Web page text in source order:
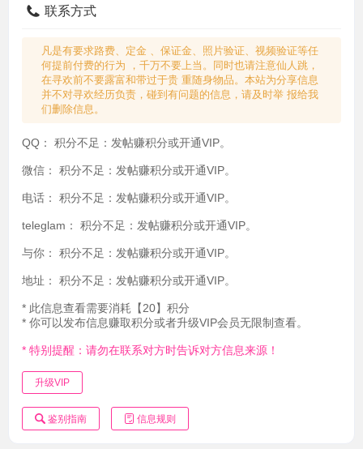
联系方式
凡是有要求路费、定金 、保证金、照片验证、视频验证等任
何提前付费的行为 ，千万不要上当。同时也请注意仙人跳，
在寻欢前不要露富和带过于贵 重随身物品。本站为分享信息
并不对寻欢经历负责，碰到有问题的信息，请及时举 报给我
们删除信息。
QQ： 积分不足：发帖赚积分或开通VIP。
微信： 积分不足：发帖赚积分或开通VIP。
电话： 积分不足：发帖赚积分或开通VIP。
teleglam： 积分不足：发帖赚积分或开通VIP。
与你： 积分不足：发帖赚积分或开通VIP。
地址： 积分不足：发帖赚积分或开通VIP。
* 此信息查看需要消耗【20】积分
* 你可以发布信息赚取积分或者升级VIP会员无限制查看。
* 特别提醒：请勿在联系对方时告诉对方信息来源！
升级VIP
鉴别指南 信息规则